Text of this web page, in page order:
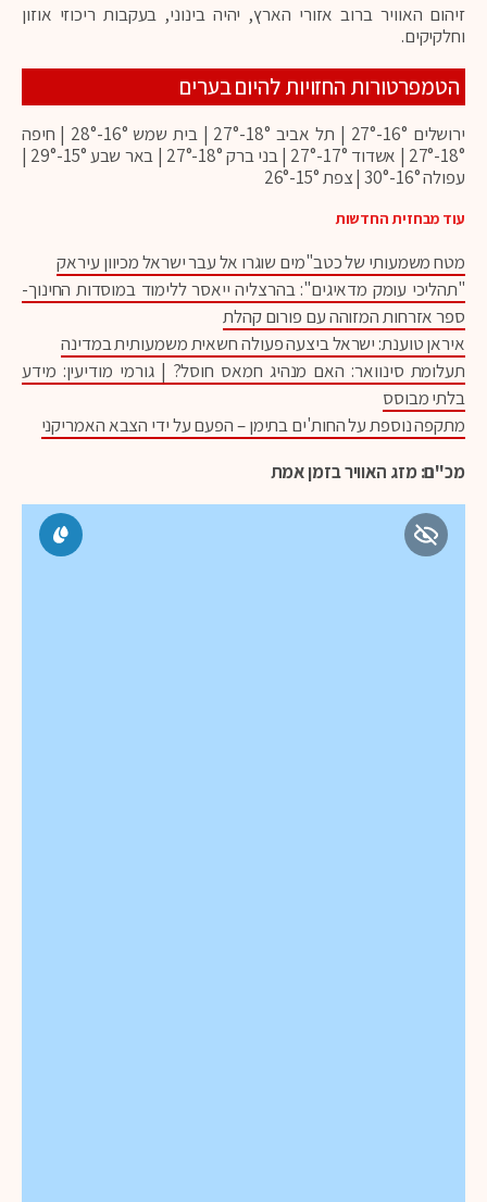
זיהום האוויר ברוב אזורי הארץ, יהיה בינוני, בעקבות ריכוזי אוזון
וחלקיקים.
הטמפרטורות החזויות להיום בערים
ירושלים 16°-27° | תל אביב 18°-27° | בית שמש 16°-28° | חיפה
18°-27° | אשדוד 17°-27° | בני ברק 18°-27° | באר שבע 15°-29° |
עפולה 16°-30° | צפת 15°-26°
עוד מבחזית החדשות
מטח משמעותי של כטב"מים שוגרו אל עבר ישראל מכיוון עיראק
"תהליכי עומק מדאיגים": בהרצליה ייאסר ללימוד במוסדות החינוך-
ספר אזרחות המזוהה עם פורום קהלת
איראן טוענת: ישראל ביצעה פעולה חשאית משמעותית במדינה
תעלומת סינוואר: האם מנהיג חמאס חוסל? | גורמי מודיעין: מידע
בלתי מבוסס
מתקפה נוספת על החות'ים בתימן – הפעם על ידי הצבא האמריקני
מכ"ם: מזג האוויר בזמן אמת